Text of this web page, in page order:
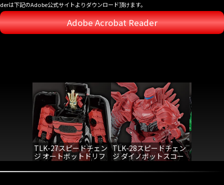
derは下記のAdobe公式サイトよりダウンロード頂けます。
Adobe Acrobat Reader
TLK-27スピードチェン
ジ オートボットドリフ
ト
TLK-28スピードチェン
ジ ダイノボットスコー
ン
TLK-21ク